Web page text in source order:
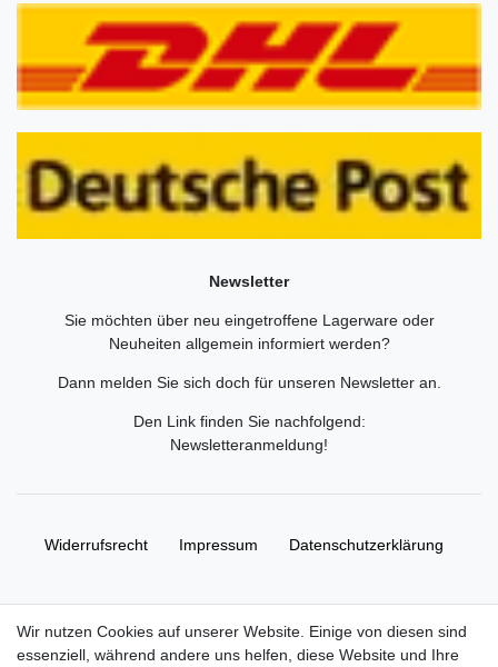
Newsletter
Sie möchten über neu eingetroffene Lagerware oder
Neuheiten allgemein informiert werden?
Dann melden Sie sich doch für unseren Newsletter an.
Den Link finden Sie nachfolgend:
Newsletteranmeldung!
Widerrufs­recht Impressum Daten­schutz­erklärung
Wir nutzen Cookies auf unserer Website. Einige von diesen sind
essenziell, während andere uns helfen, diese Website und Ihre